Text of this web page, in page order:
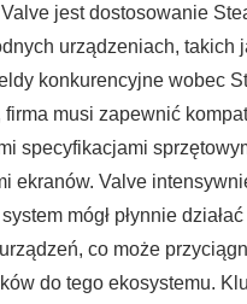
jest dostosowanie
urządzeniach, takich
konkurencyjne wobec
firma musi zapewnić
specyfikacjami
ekranów. Valve
mógł płynnie działać
co może
do tego ekosystemu.